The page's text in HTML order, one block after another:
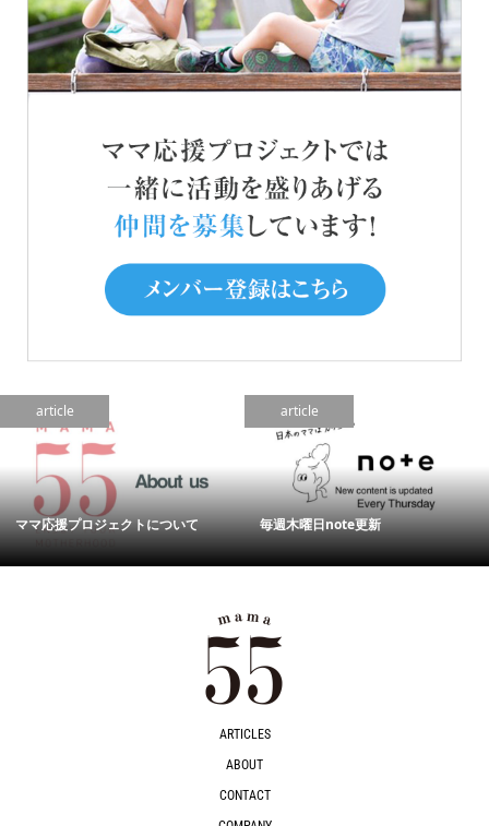
article
ママ応援プロジェクトについて
article
毎週木曜日note更新
ARTICLES
ABOUT
CONTACT